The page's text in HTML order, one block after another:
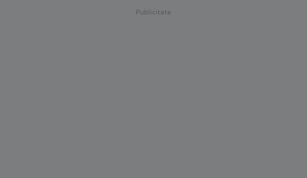
Publicitate